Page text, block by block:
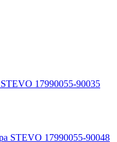
17990055-90035